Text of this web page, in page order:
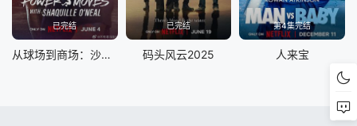
已完结
从球场到商场：沙奎尔·奥尼尔的品牌经营路
已完结
码头风云2025
第4集完结
人来宝